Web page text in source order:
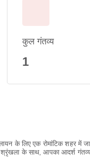
कुल गंतव्य
1
लिए एक रोमांटिक शहर में जा
श्रृंखला के साथ, आपका आदर्श